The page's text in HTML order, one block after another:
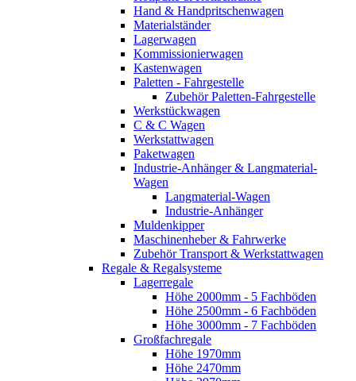
Hand & Handpritschenwagen
Materialständer
Lagerwagen
Kommissionierwagen
Kastenwagen
Paletten - Fahrgestelle
Zubehör Paletten-Fahrgestelle
Werkstückwagen
C & C Wagen
Werkstattwagen
Paketwagen
Industrie-Anhänger & Langmaterial-
Wagen
Langmaterial-Wagen
Industrie-Anhänger
Muldenkipper
Maschinenheber & Fahrwerke
Zubehör Transport & Werkstattwagen
Regale & Regalsysteme
Lagerregale
Höhe 2000mm - 5 Fachböden
Höhe 2500mm - 6 Fachböden
Höhe 3000mm - 7 Fachböden
Großfachregale
Höhe 1970mm
Höhe 2470mm